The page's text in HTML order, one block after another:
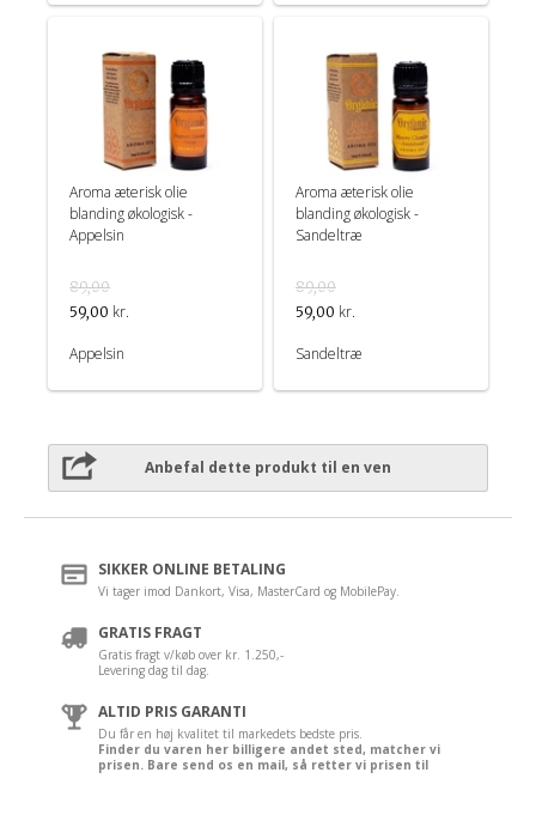
Aroma æterisk olie
blanding økologisk -
Appelsin
89,00
59,00 kr.
Appelsin
Aroma æterisk olie
blanding økologisk -
Sandeltræ
89,00
59,00 kr.
Sandeltræ
Anbefal dette produkt til en ven
SIKKER ONLINE BETALING
Vi tager imod Dankort, Visa, MasterCard og MobilePay.
GRATIS FRAGT
Gratis fragt v/køb over kr. 1.250,-
Levering dag til dag.
ALTID PRIS GARANTI
Du får en høj kvalitet til markedets bedste pris.
Finder du varen her billigere andet sted, matcher vi
prisen. Bare send os en mail, så retter vi prisen til